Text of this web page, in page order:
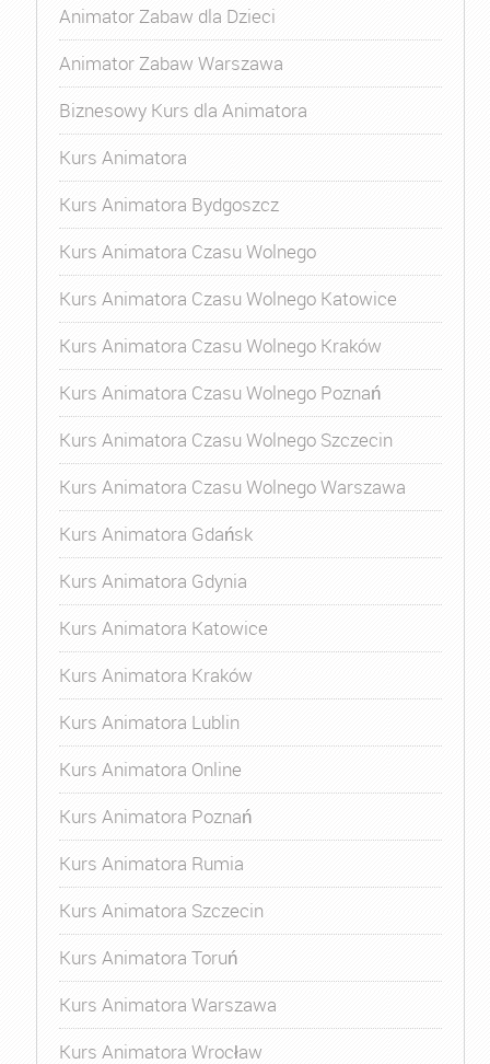
Animator Zabaw dla Dzieci
Animator Zabaw Warszawa
Biznesowy Kurs dla Animatora
Kurs Animatora
Kurs Animatora Bydgoszcz
Kurs Animatora Czasu Wolnego
Kurs Animatora Czasu Wolnego Katowice
Kurs Animatora Czasu Wolnego Kraków
Kurs Animatora Czasu Wolnego Poznań
Kurs Animatora Czasu Wolnego Szczecin
Kurs Animatora Czasu Wolnego Warszawa
Kurs Animatora Gdańsk
Kurs Animatora Gdynia
Kurs Animatora Katowice
Kurs Animatora Kraków
Kurs Animatora Lublin
Kurs Animatora Online
Kurs Animatora Poznań
Kurs Animatora Rumia
Kurs Animatora Szczecin
Kurs Animatora Toruń
Kurs Animatora Warszawa
Kurs Animatora Wrocław